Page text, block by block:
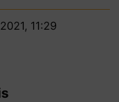
11:29